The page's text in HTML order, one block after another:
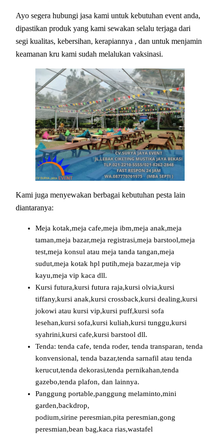
Ayo segera hubungi jasa kami untuk kebutuhan event anda,
dipastikan produk yang kami sewakan selalu terjaga dari
segi kualitas, kebersihan, kerapiannya , dan untuk menjamin
keamanan kru kami sudah melalukan vaksinasi.
Kami juga menyewakan berbagai kebutuhan pesta lain
diantaranya:
Meja kotak,meja cafe,meja ibm,meja anak,meja
taman,meja bazar,meja registrasi,meja barstool,meja
test,meja konsul atau meja tanda tangan,meja
sudut,meja kotak hpl putih,meja bazar,meja vip
kayu,meja vip kaca dll.
Kursi futura,kursi futura raja,kursi olvia,kursi
tiffany,kursi anak,kursi crossback,kursi dealing,kursi
jokowi atau kursi vip,kursi puff,kursi sofa
lesehan,kursi sofa,kursi kuliah,kursi tunggu,kursi
syahrini,kursi cafe,kursi barstool dll.
Tenda: tenda cafe, tenda roder, tenda transparan, tenda
konvensional, tenda bazar,tenda sarnafil atau tenda
kerucut,tenda dekorasi,tenda pernikahan,tenda
gazebo,tenda plafon, dan lainnya.
Panggung portable,panggung melaminto,mini
garden,backdrop,
podium,sirine peresmian,pita peresmian,gong
peresmian,bean bag,kaca rias,wastafel